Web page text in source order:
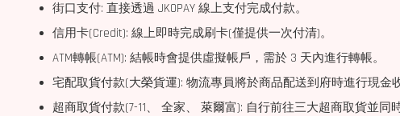
街口支付: 直接透過 JKOPAY 線上支付完成付款。
信用卡(Credit): 線上即時完成刷卡(僅提供一次付清)。
ATM轉帳(ATM): 結帳時會提供虛擬帳戶，需於 3 天內進行轉帳。
宅配取貨付款(大榮貨運): 物流專員將於商品配送到府時進行現金收
超商取貨付款(7-11、 全家、 萊爾富): 自行前往三大超商取貨並同